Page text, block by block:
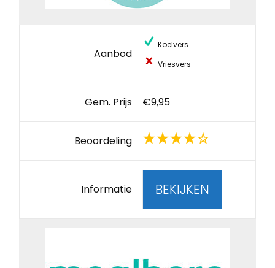
Aanbod
Koelvers
Vriesvers
Gem. Prijs €9,95
Beoordeling
Informatie BEKIJKEN